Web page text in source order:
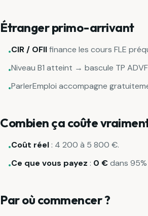
Étranger primo-arrivant
•CIR / OFIIfinance les cours FLE
•Niveau B1 atteint → bascule TP ADVF
•ParlerEmploi accompagne
Combien ça coûte
•Coût réel : 4 200 à 5 800 €.
•Ce que vous payez : 0 €dans
Par où commencer ?